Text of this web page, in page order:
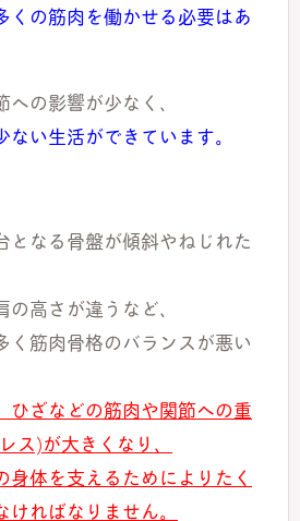
くの筋肉を働かせる必要はあ
の影響が少なく、
い生活ができています。
となる骨盤が傾斜やねじれた
高さが違うなど、
く筋肉骨格のバランスが悪い
ひざなどの筋肉や関節への重
ス)が大きくなり、
身体を支えるためによりたく
ればなりません。